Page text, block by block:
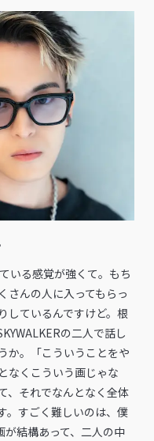
いる感覚が強くて。もち
さんの人に入ってもらっ
しているんですけど。根
の二人で話し
か。「こういうことをや
なくこういう画じゃな
、それでなんとなく全体
。すごく難しいのは、僕
が結構あって、二人の中